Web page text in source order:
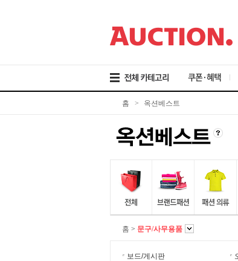
로
가
로
가
로
가
쿠폰·혜택
홈 > 옥션베스트
홈 > 문구/사무용품
보드/게시판